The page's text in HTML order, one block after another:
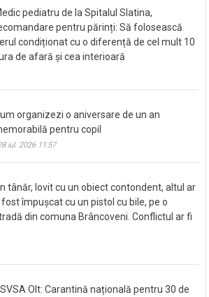
pediatru de la Spitalul Slatina,
pentru părinți: Să folosească
condiționat cu o diferență de cel mult 10
de afară și cea interioară
organizezi o aniversare de un an
pentru copil
iul. 2026 11:57
tânăr, lovit cu un obiect contondent, altul ar
împușcat cu un pistol cu bile, pe o
din comuna Brâncoveni. Conflictul ar fi
Olt: Carantină națională pentru 30 de